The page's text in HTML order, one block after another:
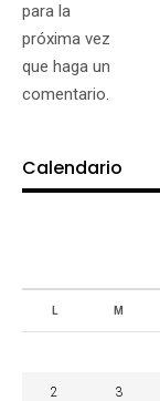
para la
próxima vez
que haga un
comentario.
Calendario
L M
2 3